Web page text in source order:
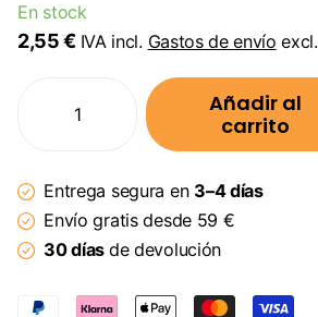
En stock
2,55 € IVA incl. Gastos de envío excl.
Añadir al
carrito
Entrega segura en 3–4 días
Envío gratis desde 59 €
30 días de devolución